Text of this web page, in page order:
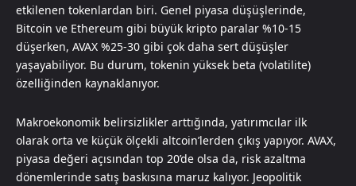
etkilenen tokenlardan biri. Genel piyasa düşüşlerinde,
Bitcoin ve Ethereum gibi büyük kripto paralar %10-15
düşerken, AVAX %25-30 gibi çok daha sert düşüşler
yaşayabiliyor. Bu durum, tokenin yüksek beta (volatilite)
özelliğinden kaynaklanıyor.
Makroekonomik belirsizlikler arttığında, yatırımcılar ilk
olarak orta ve küçük ölçekli altcoin’lerden çıkış yapıyor. AVAX,
piyasa değeri açısından top 20’de olsa da, risk azaltma
dönemlerinde satış baskısına maruz kalıyor. Jeopolitik